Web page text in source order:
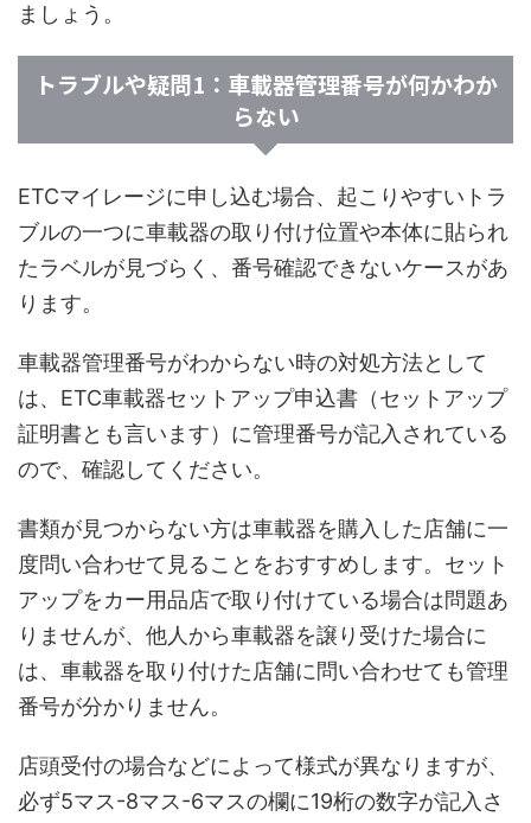
ましょう。
トラブルや疑問1：車載器管理番号が何かわか
らない
ETCマイレージに申し込む場合、起こりやすいトラ
ブルの一つに車載器の取り付け位置や本体に貼られ
たラベルが見づらく、番号確認できないケースがあ
ります。
車載器管理番号がわからない時の対処方法として
は、ETC車載器セットアップ申込書（セットアップ
証明書とも言います）に管理番号が記入されている
ので、確認してください。
書類が見つからない方は車載器を購入した店舗に一
度問い合わせて見ることをおすすめします。セット
アップをカー用品店で取り付けている場合は問題あ
りませんが、他人から車載器を譲り受けた場合に
は、車載器を取り付けた店舗に問い合わせても管理
番号が分かりません。
店頭受付の場合などによって様式が異なりますが、
必ず5マス-8マス-6マスの欄に19桁の数字が記入さ